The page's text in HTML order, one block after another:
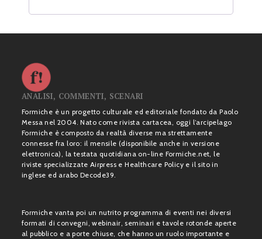
ANALISI, COMMENTI, SCENARI
Formiche è un progetto culturale ed editoriale fondato da Paolo
Messa nel 2004. Nato come rivista cartacea, oggi l’arcipelago
Formiche è composto da realtà diverse ma strettamente
connesse fra loro: il mensile (disponibile anche in versione
elettronica), la testata quotidiana on-line Formiche.net, le
riviste specializzate Airpress e Healthcare Policy e il sito in
inglese ed arabo Decode39.
Formiche vanta poi un nutrito programma di eventi nei diversi
formati di convegni, webinair, seminari e tavole rotonde aperte
al pubblico e a porte chiuse, che hanno un ruolo importante e